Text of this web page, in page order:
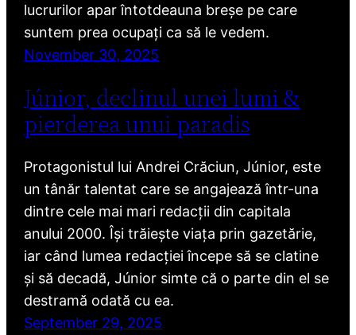
lucrurilor apar întotdeauna breșe pe care
suntem prea ocupați ca să le vedem.
November 30, 2025
Júnior, declinul unei lumi &
pierderea unui paradis
Protagonistul lui Andrei Crăciun, Júnior, este
un tânăr talentat care se angajează într-una
dintre cele mai mari redacții din capitala
anului 2000. Își trăiește viața prin gazetărie,
iar când lumea redacției începe să se clatine
și să decadă, Júnior simte că o parte din el se
destramă odată cu ea.
September 29, 2025